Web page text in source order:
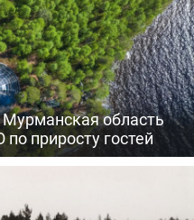
область
приросту гостей